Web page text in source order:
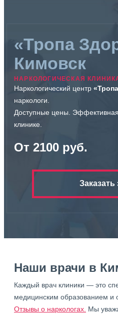
«Тропа
Кимовск
НАРКОЛОГИЧЕСКАЯ
Наркологический центр
наркологи.
Доступные цены.
клинике.
От 2100 руб.
Заказать
Наши врачи в
Каждый врач клиники — это
медицинским образованием и
Отзывы о наркологах. Мы